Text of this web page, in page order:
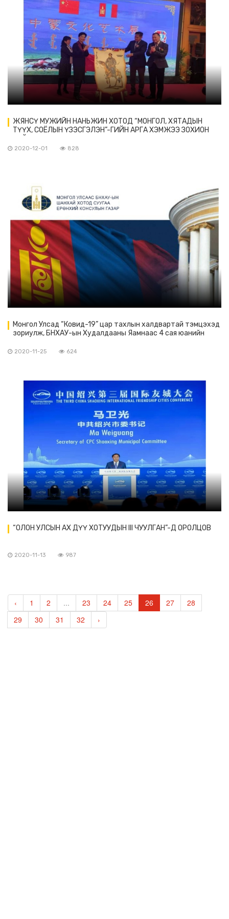
ЖЯНСҮ МУЖИЙН НАНЬЖИН ХОТОД “МОНГОЛ, ХЯТАДЫН
ТҮҮХ, СОЁЛЫН ҮЗЭСГЭЛЭН”-ГИЙН АРГА ХЭМЖЭЭ ЗОХИОН
2020-12-01 828
Монгол Улсад “Ковид-19” цар тахлын халдвартай тэмцэхэд
зориулж, БНХАУ-ын Худалдааны Яамнаас 4 сая юанийн
2020-11-25 624
“ОЛОН УЛСЫН АХ ДҮҮ ХОТУУДЫН III ЧУУЛГАН”-Д ОРОЛЦОВ
2020-11-13 987
‹ 1 2 ... 23 24 25 26 27
28
29
30 31 32 ›